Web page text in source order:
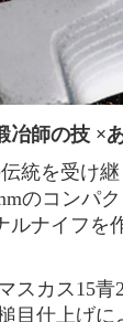
師の技 ×
統を受け
のコンパ
ルナイフを
スカス15青2
目仕上げに